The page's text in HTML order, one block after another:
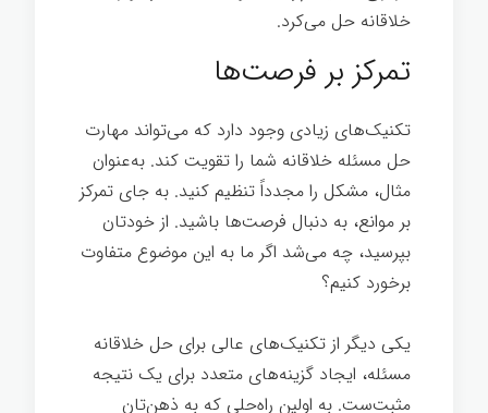
خلاقانه حل می‌کرد.
تمرکز بر فرصت‌ها
تکنیک‌های زیادی وجود دارد که می‌تواند مهارت
حل مسئله خلاقانه شما را تقویت کند. به‌عنوان
مثال، مشکل را مجدداً تنظیم کنید. به جای تمرکز
بر موانع، به دنبال فرصت‌ها باشید. از خودتان
بپرسید، چه می‌شد اگر ما به این موضوع متفاوت
برخورد کنیم؟
یکی دیگر از تکنیک‌های عالی برای حل خلاقانه
مسئله، ایجاد گزینه‌های متعدد برای یک نتیجه
مثبت‌ست. به اولین راه‌حلی که به ذهن‌تان